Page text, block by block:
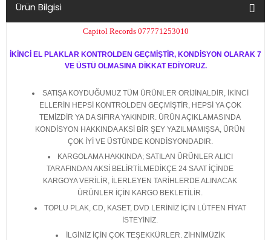
Ürün Bilgisi
Capitol Records 077771253010
İKİNCİ EL PLAKLAR KONTROLDEN GEÇMİŞTİR, KONDİSYON OLARAK 7
VE ÜSTÜ OLMASINA DİKKAT EDİYORUZ.
SATIŞA KOYDUĞUMUZ TÜM ÜRÜNLER ORİJİNALDİR, İKİNCİ
ELLERİN HEPSİ KONTROLDEN GEÇMİŞTİR, HEPSİ YA ÇOK
TEMİZDİR YA DA SIFIRA YAKINDIR. ÜRÜN AÇIKLAMASINDA
KONDİSYON HAKKINDA AKSİ BİR ŞEY YAZILMAMIŞSA, ÜRÜN
ÇOK İYİ VE ÜSTÜNDE KONDİSYONDADIR.
KARGOLAMA HAKKINDA; SATILAN ÜRÜNLER ALICI
TARAFINDAN AKSİ BELİRTİLMEDİKÇE 24 SAAT İÇİNDE
KARGOYA VERİLİR, İLERLEYEN TARİHLERDE ALINACAK
ÜRÜNLER İÇİN KARGO BEKLETİLİR.
TOPLU PLAK, CD, KASET, DVD LERİNİZ İÇİN LÜTFEN FİYAT
İSTEYİNİZ.
İLGİNİZ İÇİN ÇOK TEŞEKKÜRLER. ZİHNİMÜZİK